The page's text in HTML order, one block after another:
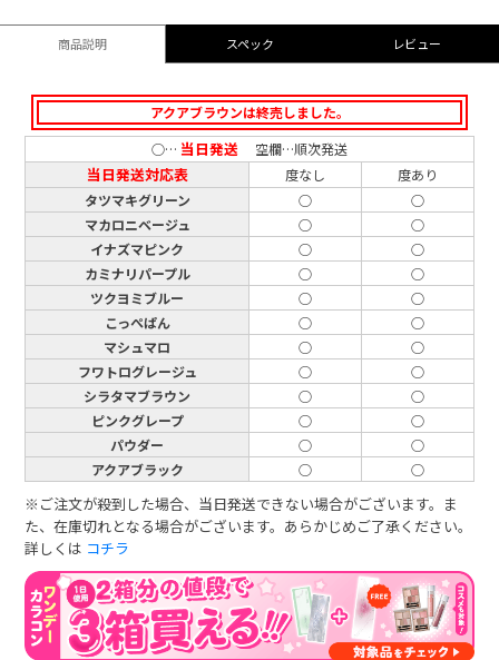
商品説明 スペック レビュー
アクアブラウンは終売しました。
○… 当日発送 空欄…順次発送
当日発送対応表 度なし
度あり
タツマキグリーン
○
○
マカロニベージュ
○
○
イナズマピンク
○
○
カミナリパープル
○
○
ツクヨミブルー
○
○
こっぺぱん
○
○
マシュマロ
○
○
フワトログレージュ
○
○
シラタマブラウン
○
○
ピンクグレープ
○
○
パウダー
○
○
アクアブラック
○ ○
※ご注文が殺到した場合、当日発送できない場合がございます。ま
た、在庫切れとなる場合がございます。あらかじめご了承ください。
詳しくは コチラ